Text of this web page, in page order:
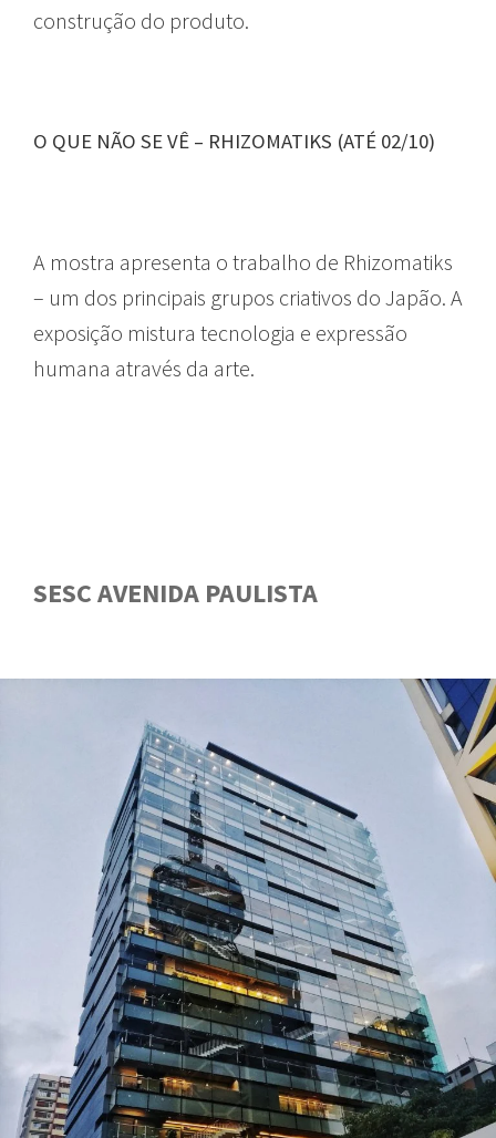
construção do produto.
O QUE NÃO SE VÊ – RHIZOMATIKS (ATÉ 02/10)
A mostra apresenta o trabalho de Rhizomatiks
– um dos principais grupos criativos do Japão. A
exposição mistura tecnologia e expressão
humana através da arte.
SESC AVENIDA PAULISTA